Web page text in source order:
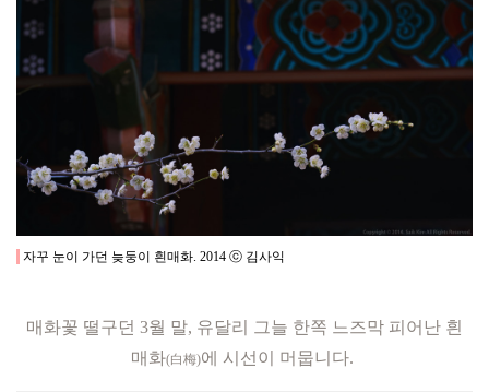
자꾸 눈이 가던 늦둥이 흰매화. 2014 ⓒ 김사익
매화꽃 떨구던 3월 말, 유달리 그늘 한쪽 느즈막 피어난 흰
매화(白梅)에 시선이 머뭅니다.